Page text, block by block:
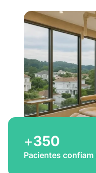
+350
Pacientes confiam